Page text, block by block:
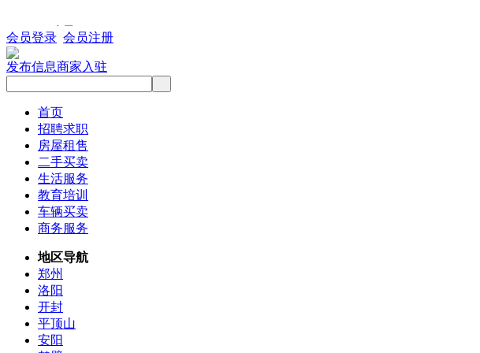
会员登录 会员注册
发布信息商家入驻
首页
招聘求职
房屋租售
二手买卖
生活服务
教育培训
车辆买卖
商务服务
地区导航
郑州
洛阳
开封
平顶山
安阳